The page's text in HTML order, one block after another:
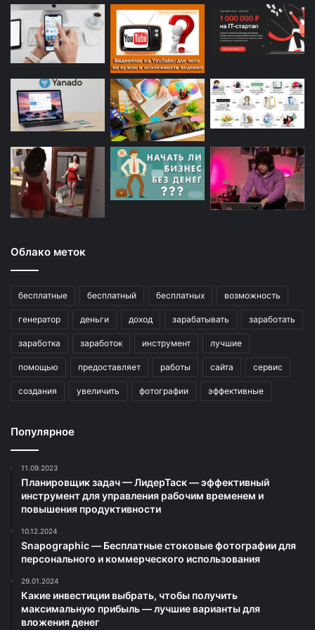
Облако меток
бесплатные бесплатный бесплатных возможность
генератор деньги доход зарабатывать заработать
заработка заработок инструмент лучшие
помощью предоставляет работы сайта сервис
создания увеличить фотографии эффективные
Популярное
11.09.2023
Планировщик задач — ЛидерТаск — эффективный
инструмент для управления рабочим временем и
повышения продуктивности
10.12.2024
Snapographic — Бесплатные стоковые фотографии для
персонального и коммерческого использования
29.01.2024
Какие инвестиции выбрать, чтобы получить
максимальную прибыль — лучшие варианты для
вложения денег